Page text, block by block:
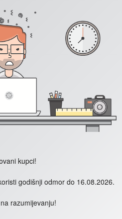
kupci!
godišnji odmor do 16.08.2026.
razumijevanju!